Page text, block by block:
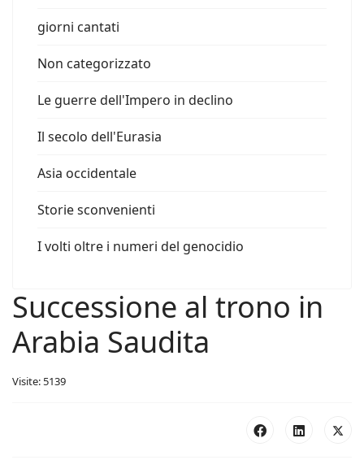
giorni cantati
Non categorizzato
Le guerre dell'Impero in declino
Il secolo dell'Eurasia
Asia occidentale
Storie sconvenienti
I volti oltre i numeri del genocidio
Successione al trono in
Arabia Saudita
Visite: 5139